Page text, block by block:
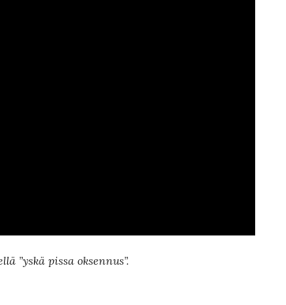
”yskä pissa oksennus”.